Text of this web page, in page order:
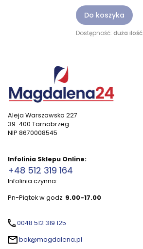
Do koszyka
Dostępność: duża ilość
Aleja Warszawska 227
39-400 Tarnobrzeg
NIP 8670008545
Infolinia Sklepu Online:
+48 512 319 164
Infolinia czynna:
Pn-Piątek w godz: 9.00-17.00
0048 512 319 125
bok@magdalena.pl